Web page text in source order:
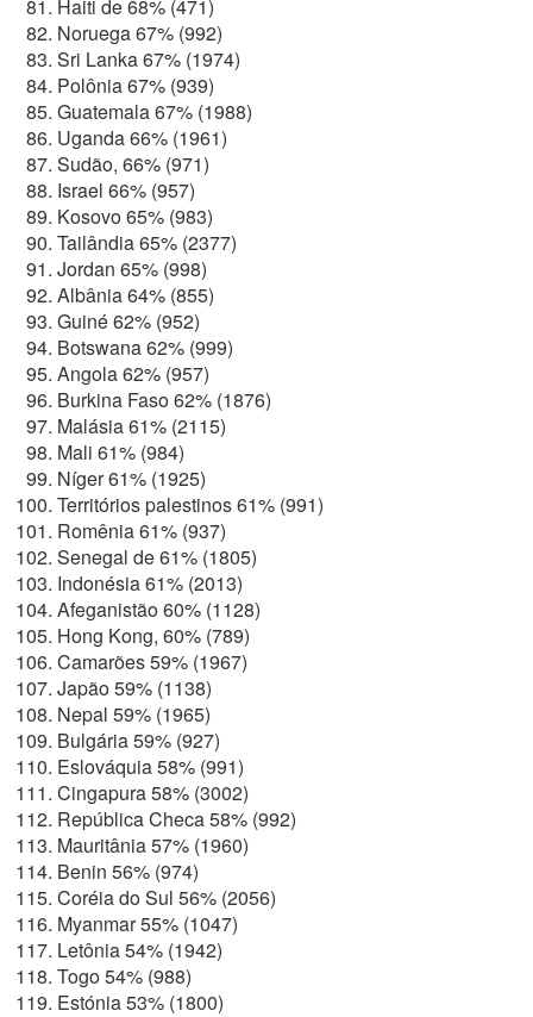
Haiti de 68% (471)
Noruega 67% (992)
Sri Lanka 67% (1974)
Polônia 67% (939)
Guatemala 67% (1988)
Uganda 66% (1961)
Sudão, 66% (971)
Israel 66% (957)
Kosovo 65% (983)
Tailândia 65% (2377)
Jordan 65% (998)
Albânia 64% (855)
Guiné 62% (952)
Botswana 62% (999)
Angola 62% (957)
Burkina Faso 62% (1876)
Malásia 61% (2115)
Mali 61% (984)
Níger 61% (1925)
Territórios palestinos 61% (991)
Romênia 61% (937)
Senegal de 61% (1805)
Indonésia 61% (2013)
Afeganistão 60% (1128)
Hong Kong, 60% (789)
Camarões 59% (1967)
Japão 59% (1138)
Nepal 59% (1965)
Bulgária 59% (927)
Eslováquia 58% (991)
Cingapura 58% (3002)
República Checa 58% (992)
Mauritânia 57% (1960)
Benin 56% (974)
Coréia do Sul 56% (2056)
Myanmar 55% (1047)
Letônia 54% (1942)
Togo 54% (988)
Estónia 53% (1800)